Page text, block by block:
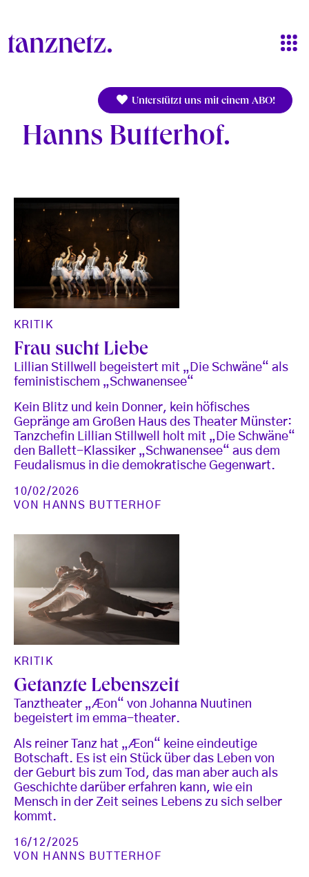
Unterstützt uns mit einem ABO!
Hanns Butterhof
KRITIK
Frau sucht Liebe
Lillian Stillwell begeistert mit „Die Schwäne“ als
feministischem „Schwanensee“
Kein Blitz und kein Donner, kein höfisches
Gepränge am Großen Haus des Theater Münster:
Tanzchefin Lillian Stillwell holt mit „Die Schwäne“
den Ballett-Klassiker „Schwanensee“ aus dem
Feudalismus in die demokratische Gegenwart.
10/02/2026
VON
HANNS BUTTERHOF
KRITIK
Getanzte Lebenszeit
Tanztheater „Æon“ von Johanna Nuutinen
begeistert im emma-theater.
Als reiner Tanz hat „Æon“ keine eindeutige
Botschaft. Es ist ein Stück über das Leben von
der Geburt bis zum Tod, das man aber auch als
Geschichte darüber erfahren kann, wie ein
Mensch in der Zeit seines Lebens zu sich selber
kommt.
16/12/2025
VON
HANNS BUTTERHOF